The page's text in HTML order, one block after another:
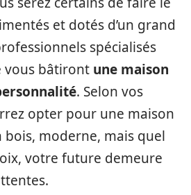
et dotés d’un grand
spécialisés
vous bâtiront une maison
. Selon vos
opter pour une maison
moderne, mais quel
votre future demeure